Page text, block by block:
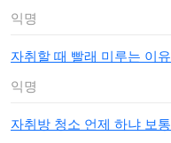
익명
자취할 때 빨래 미루는 이유
익명
자취방 청소 언제 하냐 보통